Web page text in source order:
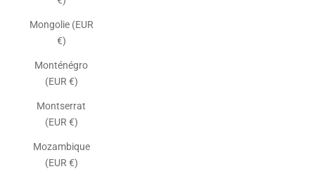
Mongolie (EUR
€)
Monténégro
(EUR €)
Montserrat
(EUR €)
Mozambique
(EUR €)